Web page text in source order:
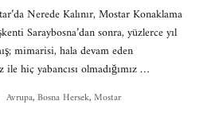
Nerede Kalınır, Mostar Konaklama
Saraybosna’dan sonra, yüzlerce yıl
mimarisi, hala devam eden
hiç yabancısı olmadığımız …
Avrupa,Bosna Hersek,Mostar